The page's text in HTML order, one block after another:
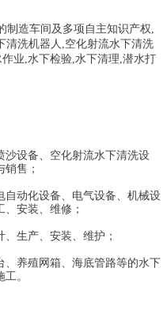
制造车间及多项自主知识产权,
清洗机器人,空化射流水下清洗
作业,水下检验,水下清理,潜水打
沙设备、空化射流水下清洗设
售；
自动化设备、电气设备、机械设
安装、维修；
生产、安装、维护；
、养殖网箱、海底管路等的水下
。